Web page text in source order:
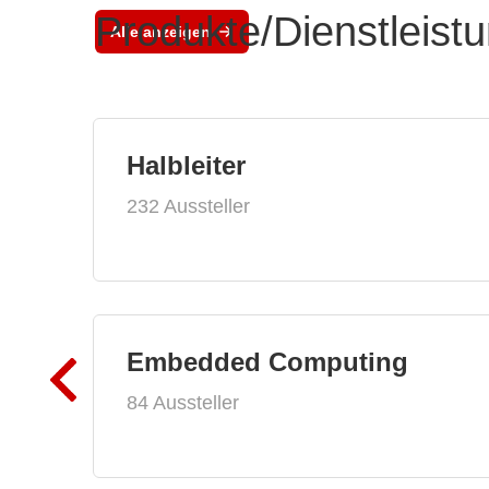
Alle anzeigen
Produkte/
Halbleiter
232 Aussteller
Embedded Computing
84 Aussteller